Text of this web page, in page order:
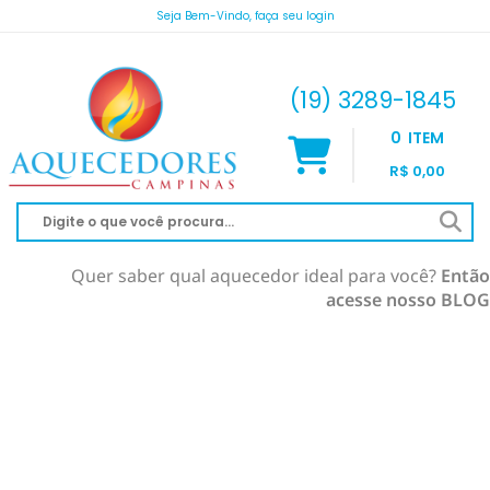
Seja Bem-Vindo, faça seu login
(19) 3289-1845
0 ITEM
R$ 0,00
Quer saber qual aquecedor ideal para você? Então
acesse nosso BLOG